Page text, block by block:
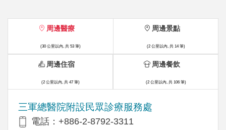
周邊醫療
(30 公里以內, 共 53 筆)
三軍總醫院附設民眾診療服務處
電話：+886-2-8792-3311
周邊景點
(2 公里以內, 共 14 筆)
周邊住宿
(2 公里以內, 共 47 筆)
周邊餐飲
(2 公里以內, 共 106 筆)